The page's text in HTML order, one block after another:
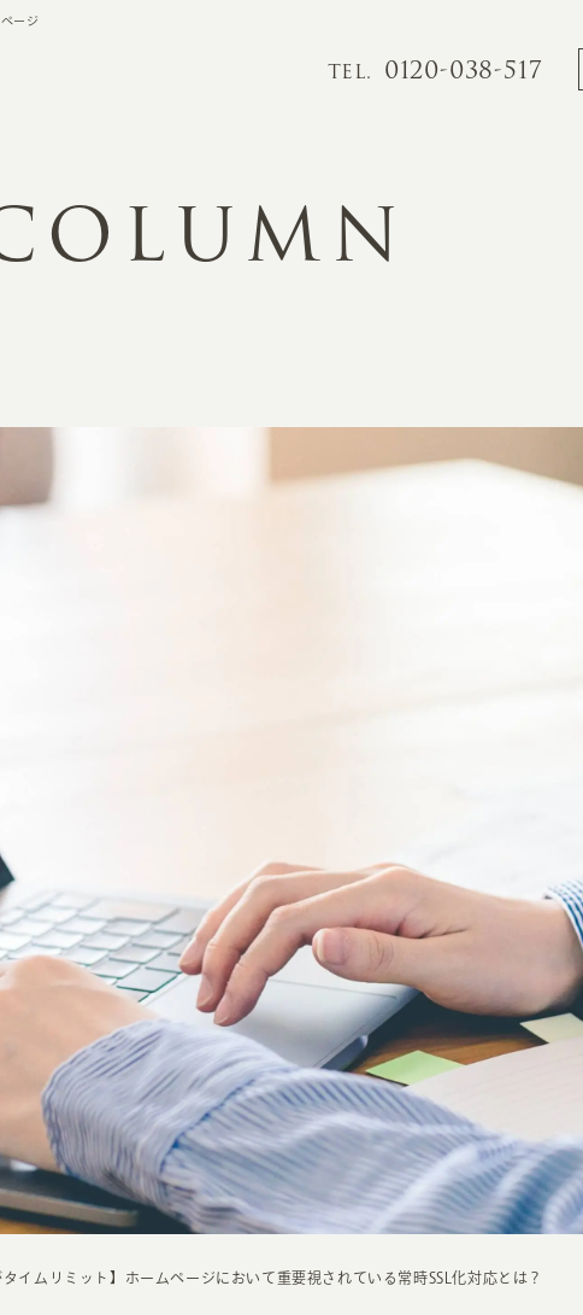
ージ
TEL. 0120-038-517
タイムリミット】ホームページにおいて重要視されている常時SSL化対応とは？